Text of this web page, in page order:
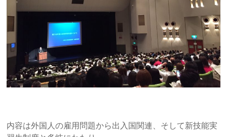
内容は外国人の雇用問題から出入国関連、そして新技能実